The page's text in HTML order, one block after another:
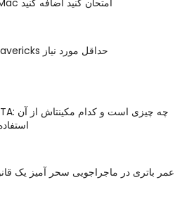
بارانداز Mac امتحان کنید اضافه کنید
OS X Mavericks حداقل مورد نیاز
عمر باتری در ماجراجویی سحر آمیز یک